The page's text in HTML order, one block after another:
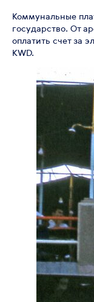
Коммунальные
государство. От
оплатить счет за
KWD.